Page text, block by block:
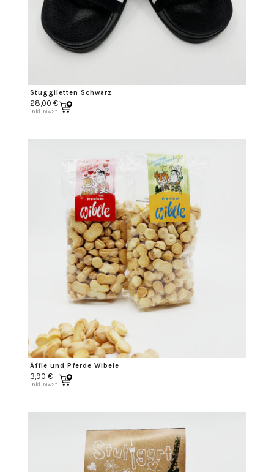
Stuggiletten Schwarz
28,00 €
inkl. MwSt.
Äffle und Pferde Wibele
3,90 €
inkl. MwSt.